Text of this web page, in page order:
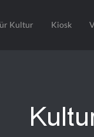
Kultur Kiosk